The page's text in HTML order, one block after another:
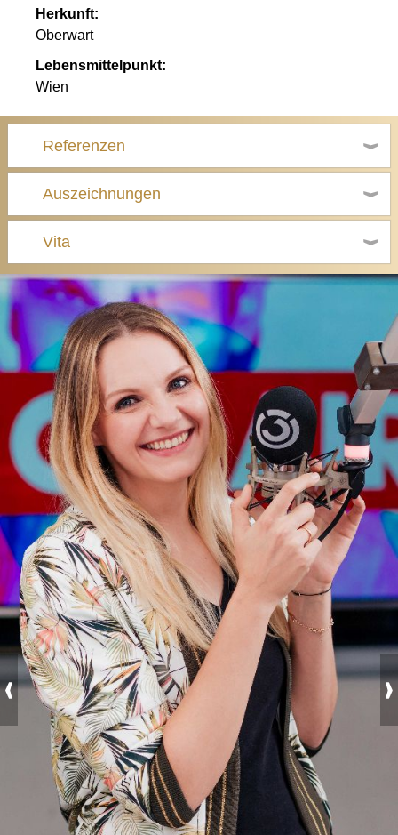
Herkunft:
Oberwart
Lebensmittelpunkt:
Wien
Referenzen
Auszeichnungen
Vita